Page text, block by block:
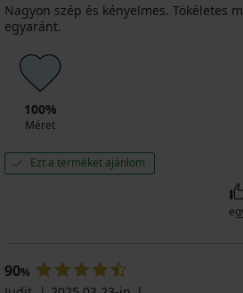
Nagyon szép és kényelmes. Tökéletes
egyaránt.
100%
Méret
Ezt a terméket ajánlom
90%